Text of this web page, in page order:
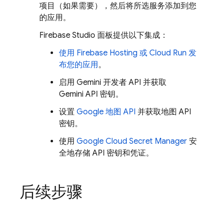
项目（如果需要），然后将所选服务添加到您
的应用。
Firebase Studio 面板提供以下集成：
使用 Firebase Hosting 或 Cloud Run 发
布您的应用。
启用 Gemini 开发者 API 并获取
Gemini API 密钥。
设置 Google 地图 API 并获取地图 API
密钥。
使用 Google Cloud Secret Manager 安
全地存储 API 密钥和凭证。
后续步骤